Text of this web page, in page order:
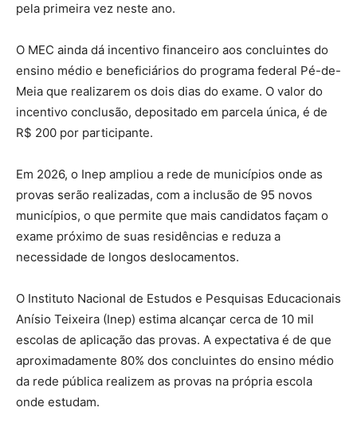
pela primeira vez neste ano.
O MEC ainda dá incentivo financeiro aos concluintes do
ensino médio e beneficiários do programa federal Pé-de-
Meia que realizarem os dois dias do exame. O valor do
incentivo conclusão, depositado em parcela única, é de
R$ 200 por participante.
Em 2026, o Inep ampliou a rede de municípios onde as
provas serão realizadas, com a inclusão de 95 novos
municípios, o que permite que mais candidatos façam o
exame próximo de suas residências e reduza a
necessidade de longos deslocamentos.
O Instituto Nacional de Estudos e Pesquisas Educacionais
Anísio Teixeira (Inep) estima alcançar cerca de 10 mil
escolas de aplicação das provas. A expectativa é de que
aproximadamente 80% dos concluintes do ensino médio
da rede pública realizem as provas na própria escola
onde estudam.